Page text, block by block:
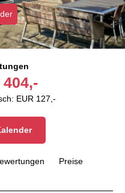
404,-
EUR 127,-
Preise